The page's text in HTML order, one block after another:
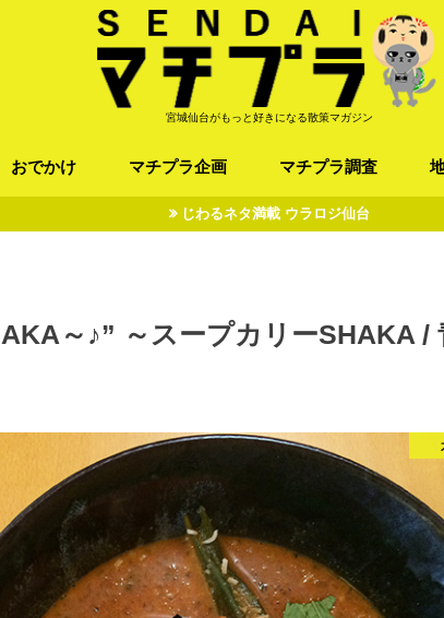
宮城仙台がもっと好きになる散策マガジン
おでかけ マチプラ企画
オトアルキ
マチプラ企業訪問
ファッション
ブラミヤギ
マチプラ漫画
マチプラ小説
マチプラ調査
歴史
じわるネタ満載 ウラロジ仙台
～♪” ～スープカリーSHAKA /